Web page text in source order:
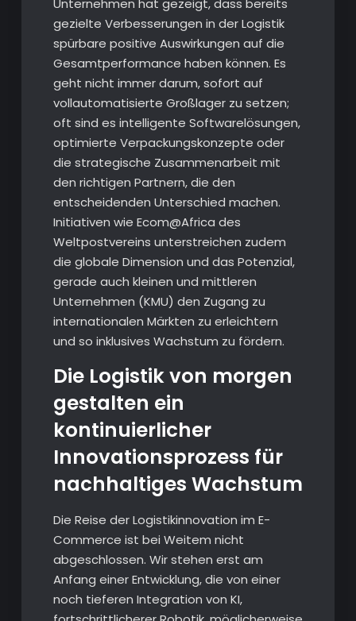
Unternehmen hat gezeigt, dass bereits
gezielte Verbesserungen in der Logistik
spürbare positive Auswirkungen auf die
Gesamtperformance haben können. Es
geht nicht immer darum, sofort auf
vollautomatisierte Großlager zu setzen;
oft sind es intelligente Softwarelösungen,
optimierte Verpackungskonzepte oder
die strategische Zusammenarbeit mit
den richtigen Partnern, die den
entscheidenden Unterschied machen.
Initiativen wie Ecom@Africa des
Weltpostvereins unterstreichen zudem
die globale Dimension und das Potenzial,
gerade auch kleinen und mittleren
Unternehmen (KMU) den Zugang zu
internationalen Märkten zu erleichtern
und so inklusives Wachstum zu fördern.
Die Logistik von morgen
gestalten ein
kontinuierlicher
Innovationsprozess für
nachhaltiges Wachstum
Die Reise der Logistikinnovation im E-
Commerce ist bei Weitem nicht
abgeschlossen. Wir stehen erst am
Anfang einer Entwicklung, die von einer
noch tieferen Integration von KI,